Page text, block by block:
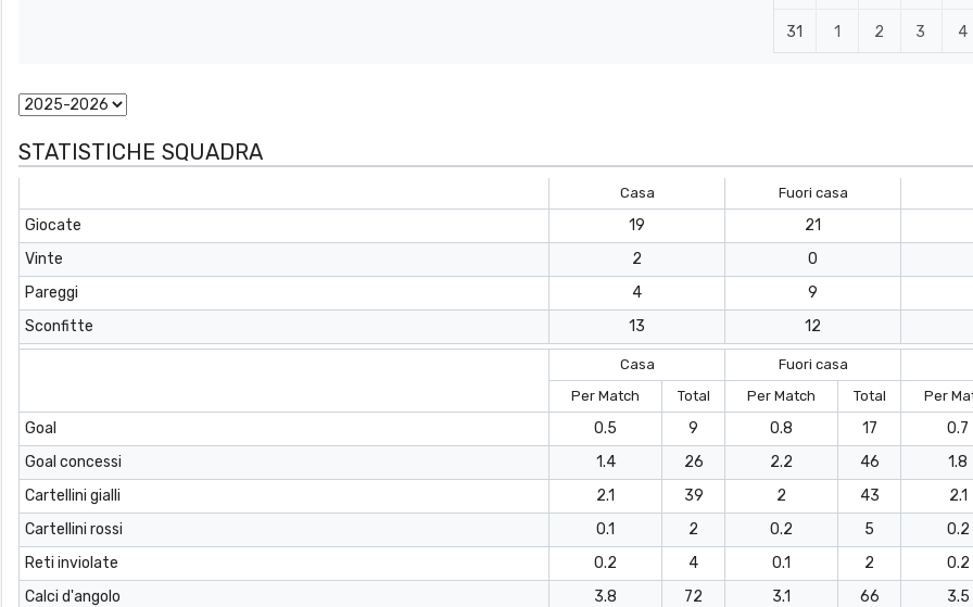
31 1 2 3 4
STATISTICHE SQUADRA
Casa Fuori casa
Giocate 19
21
Vinte
2
0
Pareggi
4
9
Sconfitte
13 12
Casa Fuori casa
Per Match
Total Per Match Total Per
Goal 0.5 9 0.8 17
0.7
Goal concessi
1.4 26 2.2 46
1.8
Cartellini gialli
2.1 39 2 43
2.1
Cartellini rossi
0.1 2 0.2 5
0.2
Reti inviolate
0.2 4 0.1 2
0.2
Calci d'angolo
3.8 72 3.1 66
3.5